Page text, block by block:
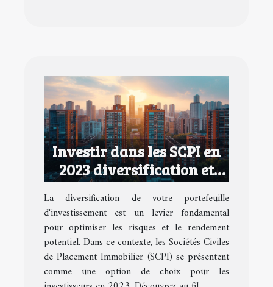
Investir dans les SCPI en
2023 diversification et
rendement potentiel pour
votre portefeuille
La diversification de votre portefeuille
d'investissement est un levier fondamental
pour optimiser les risques et le rendement
potentiel. Dans ce contexte, les Sociétés Civiles
de Placement Immobilier (SCPI) se présentent
comme une option de choix pour les